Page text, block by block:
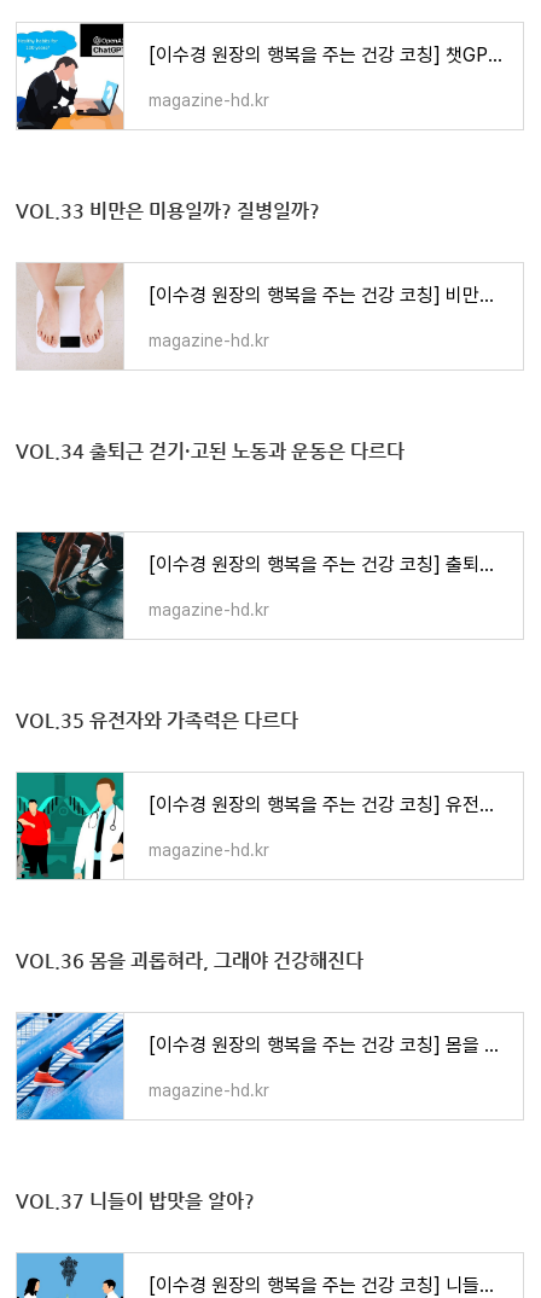
[이수경 원장의 행복을 주는 건강 코칭] 챗GPT가 가르쳐준 100세 건강법
magazine-hd.kr
VOL.33 비만은 미용일까? 질병일까?
[이수경 원장의 행복을 주는 건강 코칭] 비만은 미용일까? 질병일까?
magazine-hd.kr
VOL.34출퇴근 걷기·고된 노동과 운동은 다르다
[이수경 원장의 행복을 주는 건강 코칭] 출퇴근 걷기·고된 노동과 운동은 다르다
magazine-hd.kr
VOL.35 유전자와 가족력은 다르다
[이수경 원장의 행복을 주는 건강 코칭] 유전자와 가족력은 다르다
magazine-hd.kr
VOL.36몸을 괴롭혀라, 그래야 건강해진다
[이수경 원장의 행복을 주는 건강 코칭] 몸을 괴롭혀라, 그래야 건강해진다
magazine-hd.kr
VOL.37 니들이 밥맛을 알아?
[이수경 원장의 행복을 주는 건강 코칭] 니들이 밥맛을 알아?